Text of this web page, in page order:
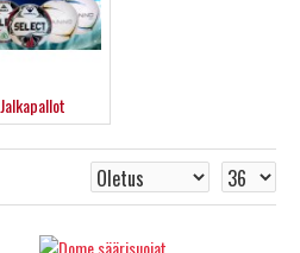
Jalkapallot